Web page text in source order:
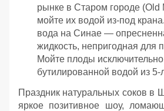
рынке в Старом городе (Old
мойте их водой из-под
вода на Синае —
жидкость, непригодная для
Мойте плоды
бутилированной водой из 5-
Праздник натуральных соков
яркое позитивное шоу,